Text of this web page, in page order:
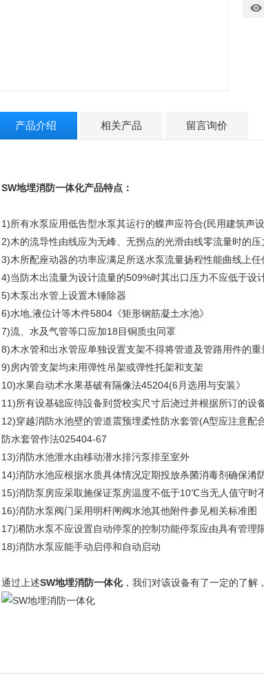
产品介绍 相关产品 留言询价
SW地埋消防一体化产品特点：
1)所有水泵应用低告型水泵其运行的蝶声应符合(民用建筑声
2)木的流导性由线应为无峰、无拐点的光滑由线零流量时的
3)木所配座动器的功率应满足所送水泵流量扬程性能曲线上
4)当防木出流量为设计流量的509%时其出口压力不应低于设
5)木泵出水管上设置木锤除器
6)水地,液位计等木件5804《矩形钢筋凝土水池》
7)流、水及气管等口应加18目铜质虫同罩
8)木水管和出水管应单独设置支架不得将管道及管路用件的重
9)房内管支架均未用弹性吊架或弹性托架和支架
10)水果自动术水果基破有隔像法45204(6月选用与安装》
11)所有设基础应待設备到货校实尺寸后浇过并根据所订的设
12)穿越消防水池壁的管道震预埋柔性防水套管(A型应注意
防水套管作法025404-67
13)消防水池泄水由移动潜水排污泵排至室外
14)消防水池应根据水质具体情况定期投放杀菌消毒剂确保淆
15)消防泵房应采取施保证泵房温度不低于10℃当无人值守时
16)消防水泵阀门采用明杆闸阀水池其他附件参见相关标准图
17)潲防水泵不应设置自动停泵的控制功能停泵应由具有管理
18)消防水泵应能手动启停和自动启动
通过上述SW地埋消防一体化，我们对该设备有了一定的了解